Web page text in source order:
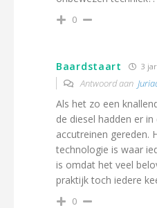
0
Baardstaart 3
Antwoord aan
Als het zo een
de diesel hadden er
accutreinen gereden.
technologie is waar
is omdat het veel
praktijk toch iedere
0